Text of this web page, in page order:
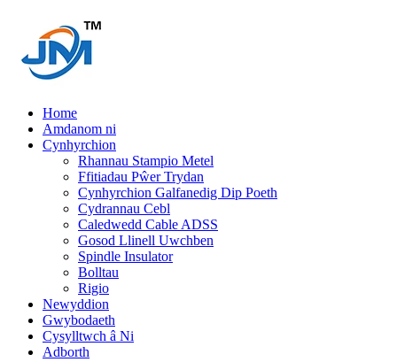
Home
Amdanom ni
Cynhyrchion
Rhannau Stampio Metel
Ffitiadau Pŵer Trydan
Cynhyrchion Galfanedig Dip Poeth
Cydrannau Cebl
Caledwedd Cable ADSS
Gosod Llinell Uwchben
Spindle Insulator
Bolltau
Rigio
Newyddion
Gwybodaeth
Cysylltwch â Ni
Adborth